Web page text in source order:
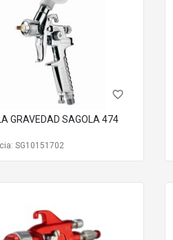
favorite_border
GRAVEDAD SAGOLA 474
SG10151702